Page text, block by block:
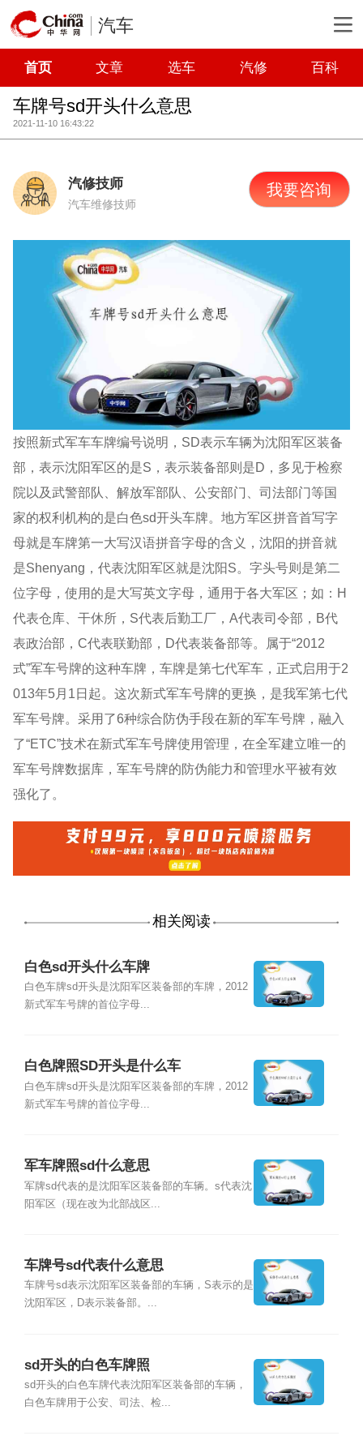
汽车
首页 文章 选车 汽修 百科
车牌号sd开头什么意思
2021-11-10 16:43:22
汽修技师
汽车维修技师
我要咨询
按照新式军车车牌编号说明，SD表示车辆为沈阳军区装备
部，表示沈阳军区的是S，表示装备部则是D，多见于检察
院以及武警部队、解放军部队、公安部门、司法部门等国
家的权利机构的是白色sd开头车牌。地方军区拼音首写字
母就是车牌第一大写汉语拼音字母的含义，沈阳的拼音就
是Shenyang，代表沈阳军区就是沈阳S。字头号则是第二
位字母，使用的是大写英文字母，通用于各大军区；如：H
代表仓库、干休所，S代表后勤工厂，A代表司令部，B代
表政治部，C代表联勤部，D代表装备部等。属于“2012
式”军车号牌的这种车牌，车牌是第七代军车，正式启用于2
013年5月1日起。这次新式军车号牌的更换，是我军第七代
军车号牌。采用了6种综合防伪手段在新的军车号牌，融入
了“ETC”技术在新式军车号牌使用管理，在全军建立唯一的
军车号牌数据库，军车号牌的防伪能力和管理水平被有效
强化了。
相关阅读
白色sd开头什么车牌
白色车牌sd开头是沈阳军区装备部的车牌，2012
新式军车号牌的首位字母...
白色牌照SD开头是什么车
白色车牌sd开头是沈阳军区装备部的车牌，2012
新式军车号牌的首位字母...
军车牌照sd什么意思
军牌sd代表的是沈阳军区装备部的车辆。s代表沈
阳军区（现在改为北部战区...
车牌号sd代表什么意思
车牌号sd表示沈阳军区装备部的车辆，S表示的是
沈阳军区，D表示装备部。...
sd开头的白色车牌照
sd开头的白色车牌代表沈阳军区装备部的车辆，
白色车牌用于公安、司法、检...